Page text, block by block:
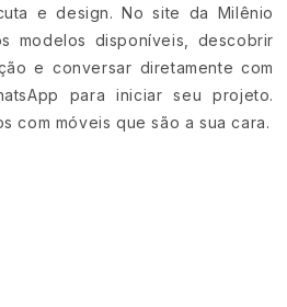
e design. No site da Milênio
modelos disponíveis, descobrir
e conversar diretamente com
para iniciar seu projeto.
com móveis que são a sua cara.